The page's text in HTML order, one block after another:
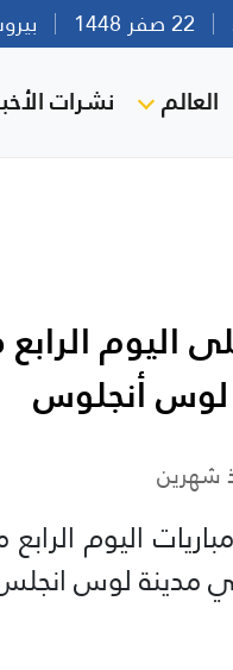
بيروت
العالم نشرات
اليوم
أنجلوس
شهرين
اليوم
مدينة لوس